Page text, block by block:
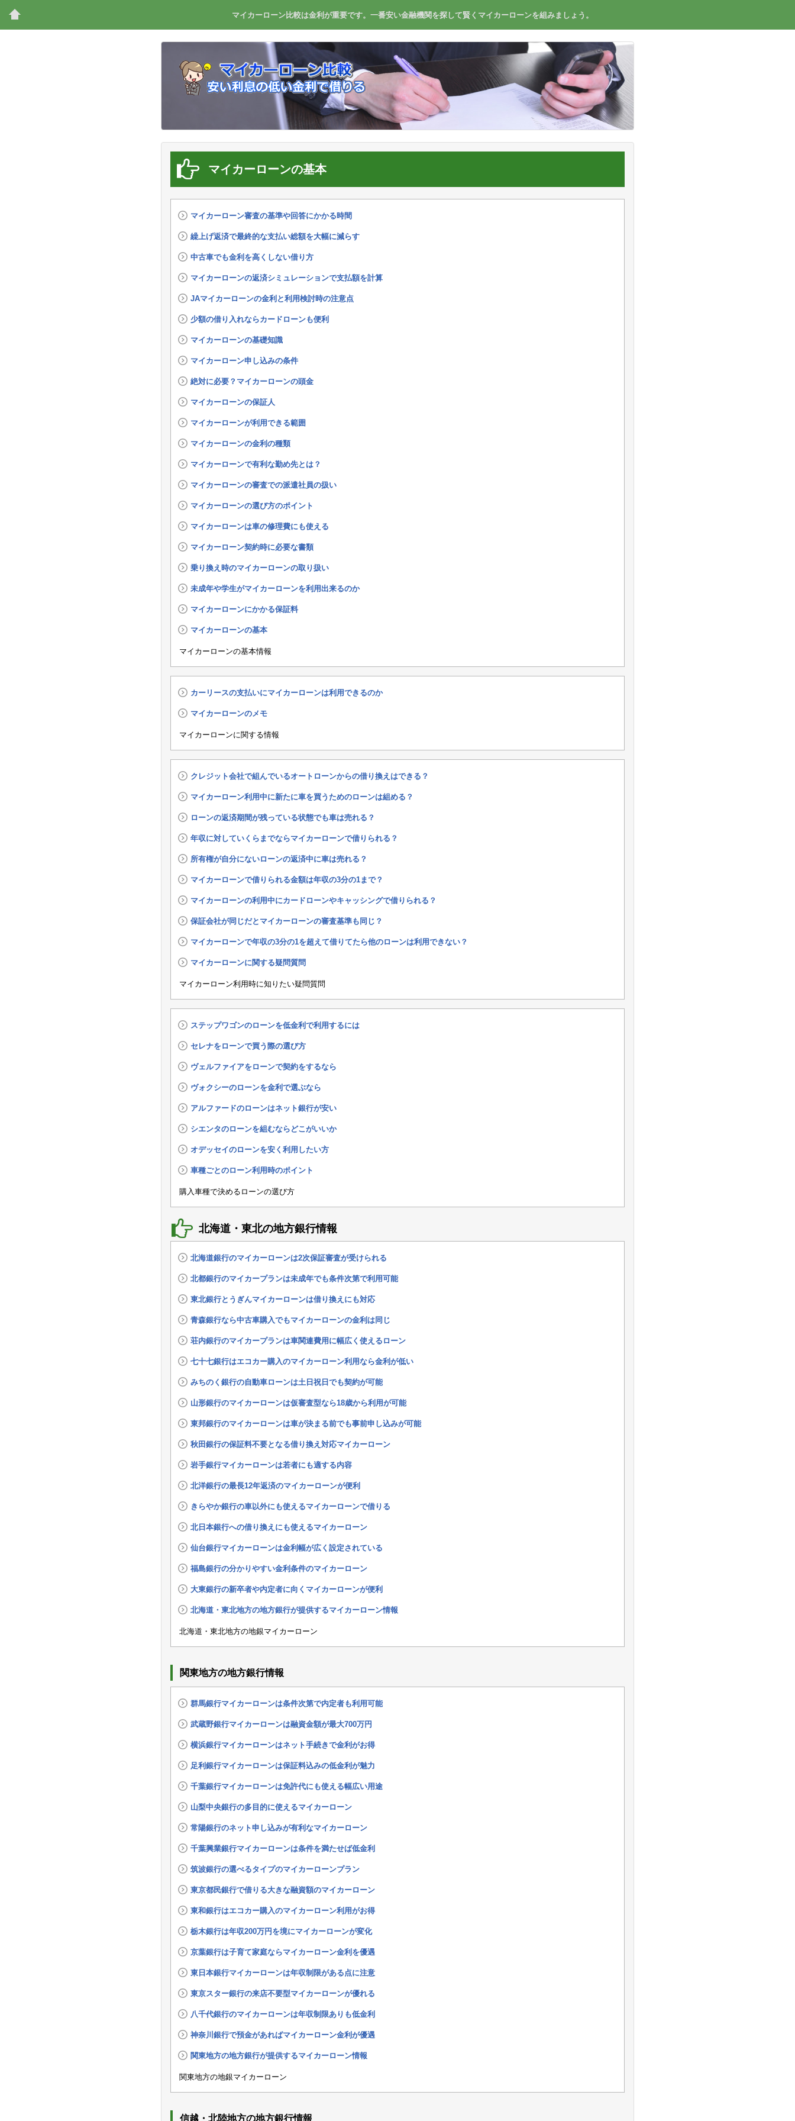
マイカーローン比較は金利が重要です。一番安い金融機関を探して賢くマイカーローンを組みましょう。
マイカーローンの基本
マイカーローン審査の基準や回答にかかる時間
繰上げ返済で最終的な支払い総額を大幅に減らす
中古車でも金利を高くしない借り方
マイカーローンの返済シミュレーションで支払額を計算
JAマイカーローンの金利と利用検討時の注意点
少額の借り入れならカードローンも便利
マイカーローンの基礎知識
マイカーローン申し込みの条件
絶対に必要？マイカーローンの頭金
マイカーローンの保証人
マイカーローンが利用できる範囲
マイカーローンの金利の種類
マイカーローンで有利な勤め先とは？
マイカーローンの審査での派遣社員の扱い
マイカーローンの選び方のポイント
マイカーローンは車の修理費にも使える
マイカーローン契約時に必要な書類
乗り換え時のマイカーローンの取り扱い
未成年や学生がマイカーローンを利用出来るのか
マイカーローンにかかる保証料
マイカーローンの基本
マイカーローンの基本情報
カーリースの支払いにマイカーローンは利用できるのか
マイカーローンのメモ
マイカーローンに関する情報
クレジット会社で組んでいるオートローンからの借り換えはできる？
マイカーローン利用中に新たに車を買うためのローンは組める？
ローンの返済期間が残っている状態でも車は売れる？
年収に対していくらまでならマイカーローンで借りられる？
所有権が自分にないローンの返済中に車は売れる？
マイカーローンで借りられる金額は年収の3分の1まで？
マイカーローンの利用中にカードローンやキャッシングで借りられる？
保証会社が同じだとマイカーローンの審査基準も同じ？
マイカーローンで年収の3分の1を超えて借りてたら他のローンは利用できない？
マイカーローンに関する疑問質問
マイカーローン利用時に知りたい疑問質問
ステップワゴンのローンを低金利で利用するには
セレナをローンで買う際の選び方
ヴェルファイアをローンで契約をするなら
ヴォクシーのローンを金利で選ぶなら
アルファードのローンはネット銀行が安い
シエンタのローンを組むならどこがいいか
オデッセイのローンを安く利用したい方
車種ごとのローン利用時のポイント
購入車種で決めるローンの選び方
北海道・東北の地方銀行情報
北海道銀行のマイカーローンは2次保証審査が受けられる
北都銀行のマイカープランは未成年でも条件次第で利用可能
東北銀行とうぎんマイカーローンは借り換えにも対応
青森銀行なら中古車購入でもマイカーローンの金利は同じ
荘内銀行のマイカープランは車関連費用に幅広く使えるローン
七十七銀行はエコカー購入のマイカーローン利用なら金利が低い
みちのく銀行の自動車ローンは土日祝日でも契約が可能
山形銀行のマイカーローンは仮審査型なら18歳から利用が可能
東邦銀行のマイカーローンは車が決まる前でも事前申し込みが可能
秋田銀行の保証料不要となる借り換え対応マイカーローン
岩手銀行マイカーローンは若者にも適する内容
北洋銀行の最長12年返済のマイカーローンが便利
きらやか銀行の車以外にも使えるマイカーローンで借りる
北日本銀行への借り換えにも使えるマイカーローン
仙台銀行マイカーローンは金利幅が広く設定されている
福島銀行の分かりやすい金利条件のマイカーローン
大東銀行の新卒者や内定者に向くマイカーローンが便利
北海道・東北地方の地方銀行が提供するマイカーローン情報
北海道・東北地方の地銀マイカーローン
関東地方の地方銀行情報
群馬銀行マイカーローンは条件次第で内定者も利用可能
武蔵野銀行マイカーローンは融資金額が最大700万円
横浜銀行マイカーローンはネット手続きで金利がお得
足利銀行マイカーローンは保証料込みの低金利が魅力
千葉銀行マイカーローンは免許代にも使える幅広い用途
山梨中央銀行の多目的に使えるマイカーローン
常陽銀行のネット申し込みが有利なマイカーローン
千葉興業銀行マイカーローンは条件を満たせば低金利
筑波銀行の選べるタイプのマイカーローンプラン
東京都民銀行で借りる大きな融資額のマイカーローン
東和銀行はエコカー購入のマイカーローン利用がお得
栃木銀行は年収200万円を境にマイカーローンが変化
京葉銀行は子育て家庭ならマイカーローン金利を優遇
東日本銀行マイカーローンは年収制限がある点に注意
東京スター銀行の来店不要型マイカーローンが優れる
八千代銀行のマイカーローンは年収制限ありも低金利
神奈川銀行で預金があればマイカーローン金利が優遇
関東地方の地方銀行が提供するマイカーローン情報
関東地方の地銀マイカーローン
信越・北陸地方の地方銀行情報